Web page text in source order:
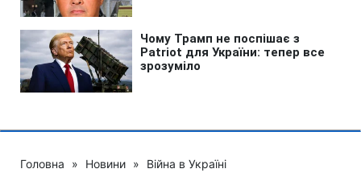
Головна » Новини » Війна в Україні